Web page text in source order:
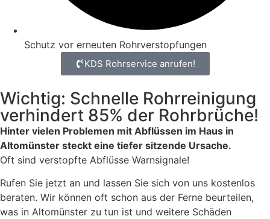
Schutz vor erneuten Rohrverstopfungen
KDS Rohrservice anrufen!
Wichtig: Schnelle Rohrreinigung
verhindert 85% der Rohrbrüche!
Hinter vielen Problemen mit Abflüssen im Haus in
Altomünster steckt eine tiefer sitzende Ursache.
Oft sind verstopfte Abflüsse Warnsignale!
Rufen Sie jetzt an und lassen Sie sich von uns kostenlos
beraten. Wir können oft schon aus der Ferne beurteilen,
was in Altomünster zu tun ist und weitere Schäden